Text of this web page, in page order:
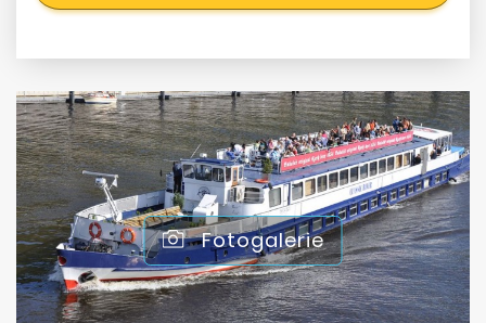
Fotogalerie